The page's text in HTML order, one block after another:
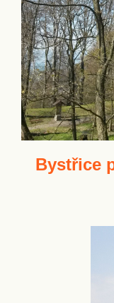
Bystřice